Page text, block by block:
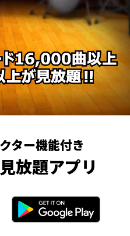
ター機能付き
放題アプリ